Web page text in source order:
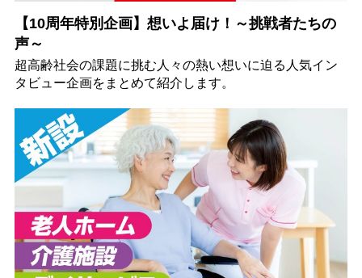
【10周年特別企画】想いよ届け！～挑戦者たちの
声～
超高齢社会の課題に挑む人々の熱い想いに迫る人気イン
タビュー企画をまとめて紹介します。